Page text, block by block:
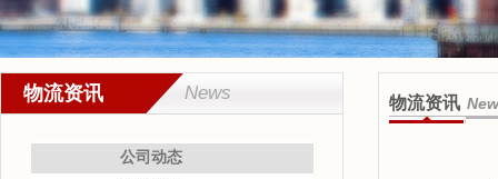
物流资讯 News
公司动态
物流资讯